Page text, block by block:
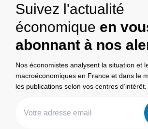
Suivez l'actualité
économique en
abonnant à nos
Nos économistes analysent la situation et
macroéconomiques en France et dans le
les publications selon vos centres d’intérêt.